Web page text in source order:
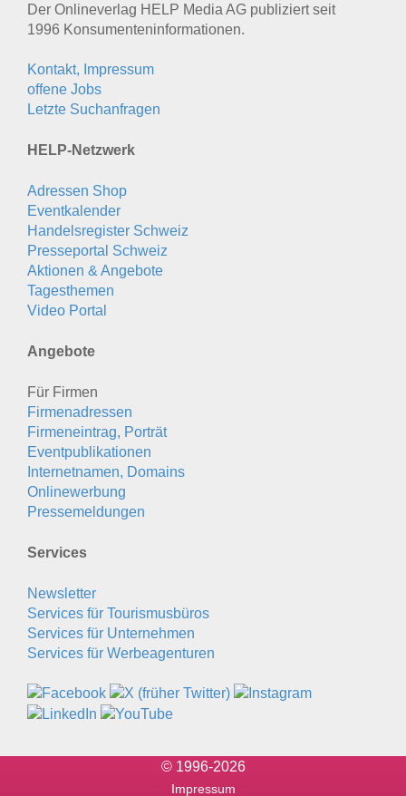
Der Onlineverlag HELP Media AG publiziert seit
1996 Konsumenten­informationen.
Kontakt, Impressum
offene Jobs
Letzte Suchanfragen
HELP-Netzwerk
Adressen Shop
Eventkalender
Handelsregister Schweiz
Presseportal Schweiz
Aktionen & Angebote
Tagesthemen
Video Portal
Angebote
Für Firmen
Firmenadressen
Firmeneintrag, Porträt
Eventpublikationen
Internetnamen, Domains
Onlinewerbung
Pressemeldungen
Services
Newsletter
Services für Tourismusbüros
Services für Unternehmen
Services für Werbeagenturen
© 1996-2026
Impressum